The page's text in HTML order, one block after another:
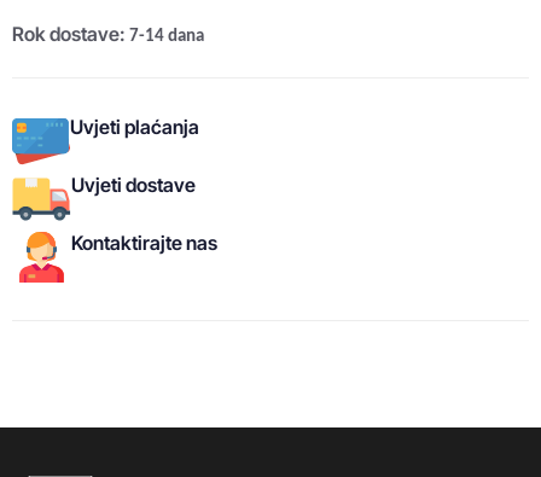
Rok dostave: 7-14 dana
Uvjeti plaćanja
Uvjeti dostave
Kontaktirajte nas